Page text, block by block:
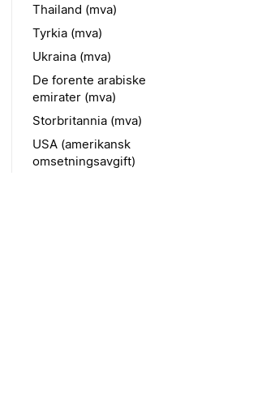
Thailand (mva)
Tyrkia (mva)
Ukraina (mva)
De forente arabiske
emirater (mva)
Storbritannia (mva)
USA (amerikansk
omsetningsavgift)